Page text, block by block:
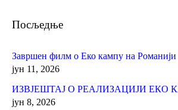
Посљедње
Завршен филм о Еко кампу на Романији
јун 11, 2026
ИЗВЈЕШТАЈ О РЕАЛИЗАЦИЈИ ЕКО
јун 8, 2026